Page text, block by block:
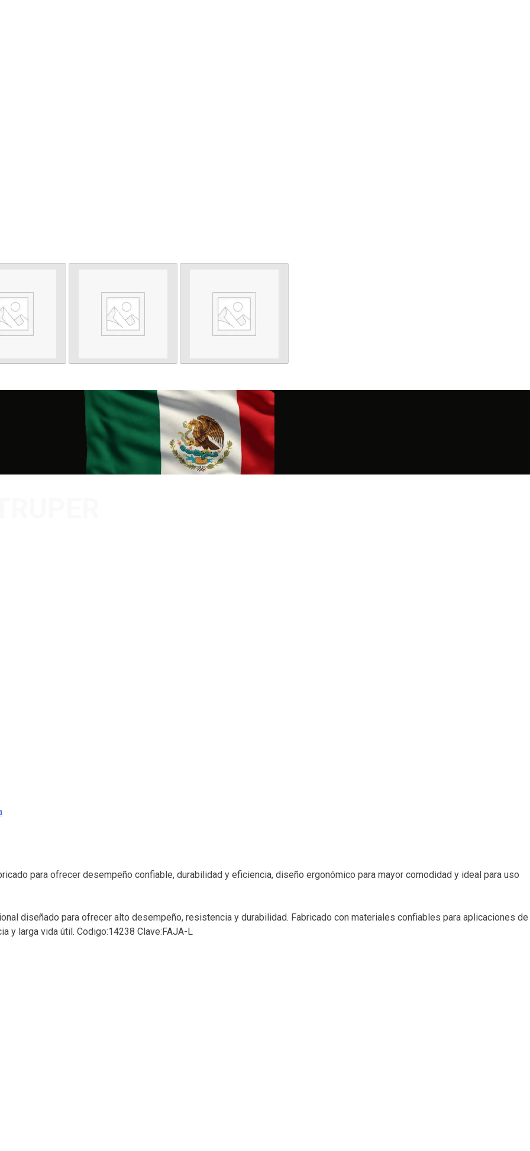
para ofrecer desempeño confiable, durabilidad y eficiencia, diseño ergonómico para mayor comodidad y ideal para uso
diseñado para ofrecer alto desempeño, resistencia y durabilidad. Fabricado con materiales confiables para aplicaciones de
y larga vida útil. Codigo:14238 Clave:FAJA-L